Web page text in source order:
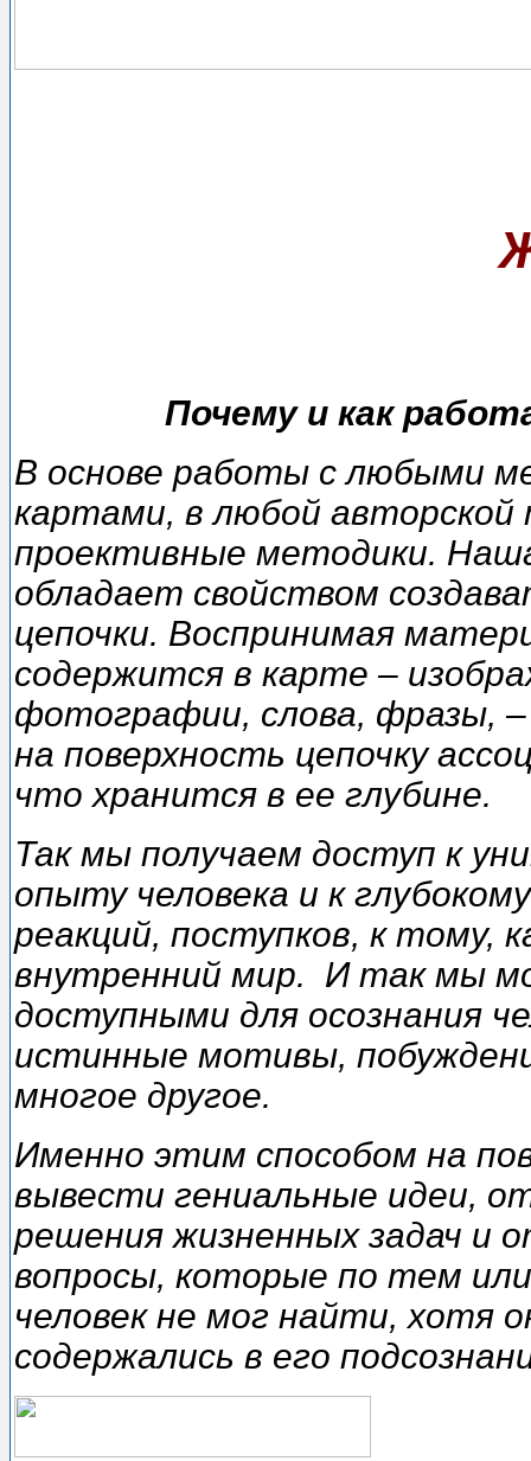
Почему и как
В основе работы с любыми
картами, в любой
проективные методики.
обладает свойством
цепочки. Воспринимая
содержится в карте –
фотографии, слова, фразы,
на поверхность цепочку
что хранится в ее глубине.
Так мы получаем доступ к
опыту человека и к
реакций, поступков, к тому,
внутренний мир. И так мы
доступными для осознания
истинные мотивы,
многое другое.
Именно этим способом на
вывести гениальные идеи,
решения жизненных задач и
вопросы, которые по тем
человек не мог найти, хотя
содержались в его